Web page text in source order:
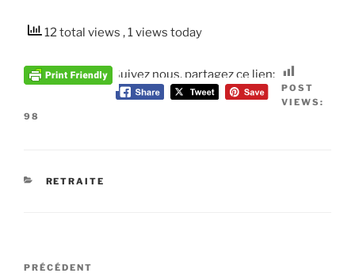
12 total views , 1 views today
Suivez nous, partagez ce lien:
POST
VIEWS:
98
CATÉGORIES
RETRAITE
Navigation
Article
PRÉCÉDENT